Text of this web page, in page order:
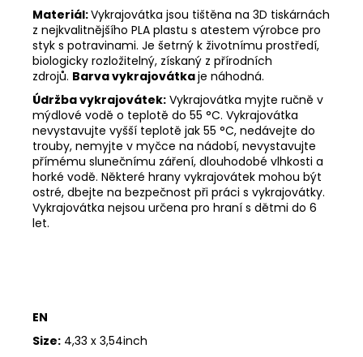
Materiál:Vykrajovátka jsou tištěna na 3D tiskárnách
z nejkvalitnějšího PLA plastu s atestem výrobce pro
styk s potravinami. Je šetrný k životnímu prostředí,
biologicky rozložitelný, získaný z přírodních
zdrojů. Barva vykrajovátkaje náhodná.
Údržba vykrajovátek: Vykrajovátka myjte ručně v
mýdlové vodě o teplotě do 55 °C. Vykrajovátka
nevystavujte vyšší teplotě jak 55 °C, nedávejte do
trouby, nemyjte v myčce na nádobí, nevystavujte
přímému slunečnímu záření, dlouhodobé vlhkosti a
horké vodě. Některé hrany vykrajovátek mohou být
ostré, dbejte na bezpečnost při práci s vykrajovátky.
Vykrajovátka nejsou určena pro hraní s dětmi do 6
let.
EN
Size: 4,33 x 3,54inch